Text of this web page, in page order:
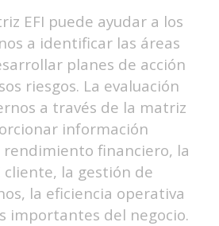
EFI puede ayudar a los
a identificar las áreas
planes de acción
riesgos. La evaluación
a través de la matriz
información
rendimiento financiero, la
la gestión de
la eficiencia operativa
importantes del negocio.